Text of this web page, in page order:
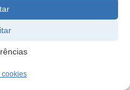
cookies